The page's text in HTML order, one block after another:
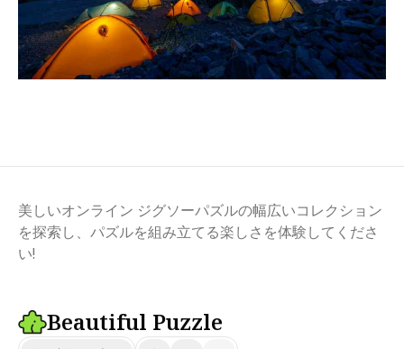
美しいオンライン ジグソーパズルの幅広いコレクション
を探索し、パズルを組み立てる楽しさを体験してくださ
い!
Beautiful Puzzle